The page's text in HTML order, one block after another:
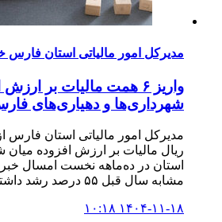
مدیرکل امور مالیاتی استان فارس
واریز ۶ همت مالیات بر
شهرداری‌ها و دهیاری‌های
ریال مالیات بر ارزش افزوده میان
استان در ده‌ماهه نخست امسال
مشابه سال قبل ۵۵ درصد رشد داشته است.
۱۴۰۴-۱۱-۱۸ ۱۰:۱۸